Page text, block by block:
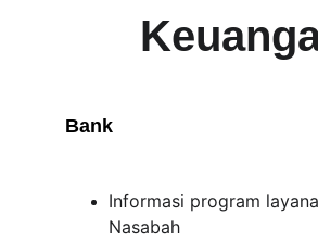
Bank
Informasi program
Nasabah